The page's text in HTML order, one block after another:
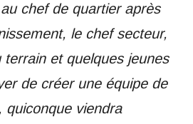
chef de quartier après
le chef secteur,
terrain et quelques jeunes
de créer une équipe de
quiconque viendra